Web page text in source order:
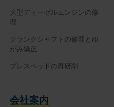
大型ディーゼルエンジンの修
理
クランクシャフトの修理とゆ
がみ矯正
プレスベッドの再研削
会社案内